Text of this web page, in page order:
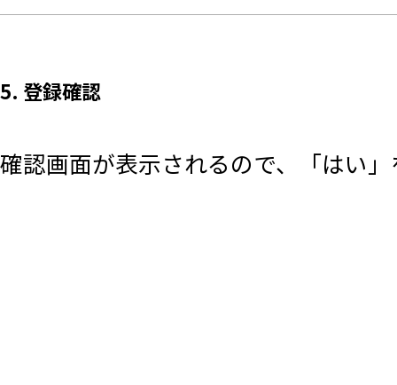
5. 登録確認
確認画面が表示されるので、「はい